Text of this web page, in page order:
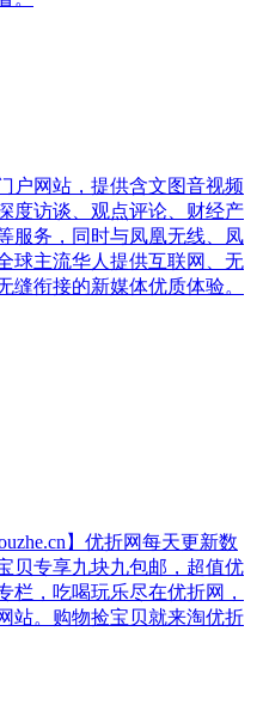
户网站，提供含文图音视频
度访谈、观点评论、财经产
服务，同时与凤凰无线、凤
球主流华人提供互联网、无
缝衔接的新媒体优质体验。
】优折网每天更新数
贝专享九块九包邮，超值优
栏，吃喝玩乐尽在优折网，
站。购物捡宝贝就来淘优折